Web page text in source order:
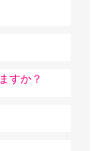
すか？